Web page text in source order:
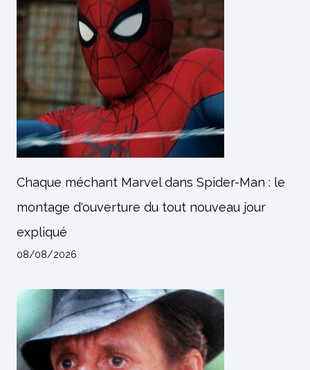
Chaque méchant Marvel dans Spider-Man : le
montage d'ouverture du tout nouveau jour
expliqué
08/08/2026